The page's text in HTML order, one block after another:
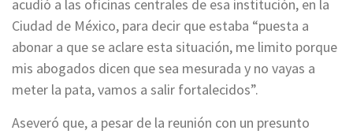
acudió a las oficinas centrales de esa institución, en la
Ciudad de México, para decir que estaba “puesta a
abonar a que se aclare esta situación, me limito porque
mis abogados dicen que sea mesurada y no vayas a
meter la pata, vamos a salir fortalecidos”.
Aseveró que, a pesar de la reunión con un presunto